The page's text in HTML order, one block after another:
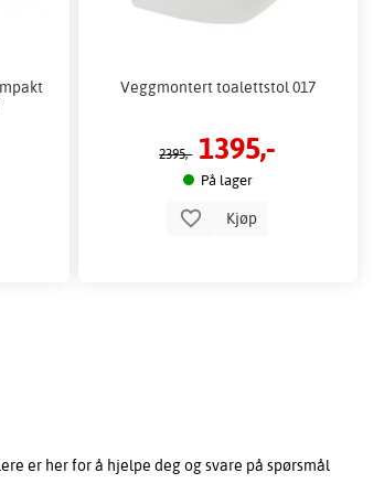
Veggmontert toalettstol 017
2395,- 1395,-
På lager
Kjøp
er her for å hjelpe deg og svare på spørsmål